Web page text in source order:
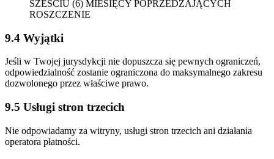
SZEŚCIU (6) MIESIĘCY POPRZEDZAJĄCYCH
ROSZCZENIE
9.4 Wyjątki
Jeśli w Twojej jurysdykcji nie dopuszcza się pewnych ograniczeń,
odpowiedzialność zostanie ograniczona do maksymalnego zakresu
dozwolonego przez właściwe prawo.
9.5 Usługi stron trzecich
Nie odpowiadamy za witryny, usługi stron trzecich ani działania
operatora płatności.